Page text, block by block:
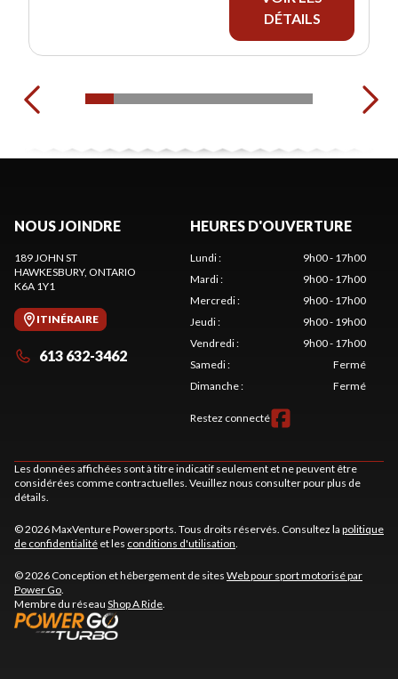
DÉTAILS
NOUS JOINDRE
189 JOHN ST
HAWKESBURY, ONTARIO
K6A 1Y1
ITINÉRAIRE
613 632-3462
HEURES D'OUVERTURE
Lundi:
9h00 - 17h00
Mardi:
9h00 - 17h00
Mercredi:
9h00 - 17h00
Jeudi:
9h00 - 19h00
Vendredi:
9h00 - 17h00
Samedi:
Fermé
Dimanche: Fermé
Restez connecté
Les données affichées sont à titre indicatif seulement et ne peuvent être
considérées comme contractuelles. Veuillez nous consulter pour plus de
détails.
© 2026 MaxVenture Powersports. Tous droits réservés. Consultez la politique
de confidentialité et les conditions d'utilisation.
© 2026 Conception et hébergement de sites Web pour sport motorisé par
Power Go.
Membre du réseau Shop A Ride.